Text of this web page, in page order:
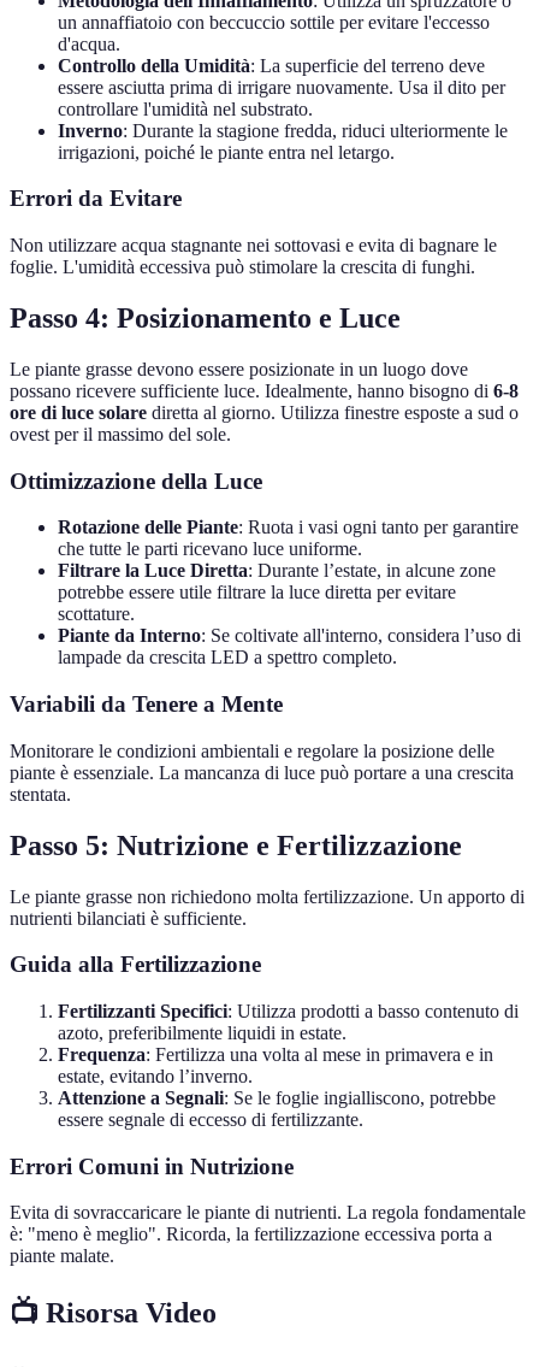
un annaffiatoio con beccuccio sottile per evitare l'eccesso
d'acqua.
Controllo della Umidità: La superficie del terreno deve
essere asciutta prima di irrigare nuovamente. Usa il dito per
controllare l'umidità nel substrato.
Inverno: Durante la stagione fredda, riduci ulteriormente le
irrigazioni, poiché le piante entra nel letargo.
Errori da Evitare
Non utilizzare acqua stagnante nei sottovasi e evita di bagnare le
foglie. L'umidità eccessiva può stimolare la crescita di funghi.
Passo 4: Posizionamento e Luce
Le piante grasse devono essere posizionate in un luogo dove
possano ricevere sufficiente luce. Idealmente, hanno bisogno di 6-8
ore di luce solare diretta al giorno. Utilizza finestre esposte a sud o
ovest per il massimo del sole.
Ottimizzazione della Luce
Rotazione delle Piante: Ruota i vasi ogni tanto per garantire
che tutte le parti ricevano luce uniforme.
Filtrare la Luce Diretta: Durante l’estate, in alcune zone
potrebbe essere utile filtrare la luce diretta per evitare
scottature.
Piante da Interno: Se coltivate all'interno, considera l’uso di
lampade da crescita LED a spettro completo.
Variabili da Tenere a Mente
Monitorare le condizioni ambientali e regolare la posizione delle
piante è essenziale. La mancanza di luce può portare a una crescita
stentata.
Passo 5: Nutrizione e Fertilizzazione
Le piante grasse non richiedono molta fertilizzazione. Un apporto di
nutrienti bilanciati è sufficiente.
Guida alla Fertilizzazione
Fertilizzanti Specifici: Utilizza prodotti a basso contenuto di
azoto, preferibilmente liquidi in estate.
Frequenza: Fertilizza una volta al mese in primavera e in
estate, evitando l’inverno.
Attenzione a Segnali: Se le foglie ingialliscono, potrebbe
essere segnale di eccesso di fertilizzante.
Errori Comuni in Nutrizione
Evita di sovraccaricare le piante di nutrienti. La regola fondamentale
è: "meno è meglio". Ricorda, la fertilizzazione eccessiva porta a
piante malate.
📺 Risorsa Video